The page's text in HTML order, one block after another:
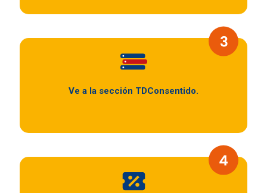
Ve a la sección TDConsentido.